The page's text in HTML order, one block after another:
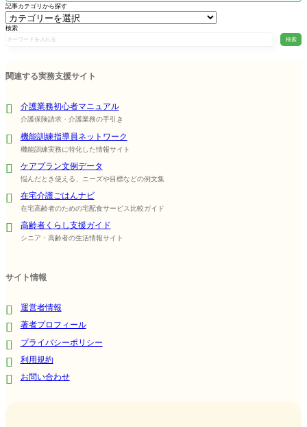
記事カテゴリから探す
検索
検索
関連する実務支援サイト
介護業務初心者マニュアル
介護保険請求・介護業務の手引き
機能訓練指導員ネットワーク
機能訓練実務に特化した情報サイト
ケアプラン文例データ
悩んだとき使える、ニーズや目標などの例文集
在宅介護ごはんナビ
在宅高齢者のための宅配食サービス比較ガイド
高齢者くらし支援ガイド
シニア・高齢者の生活情報サイト
サイト情報
運営者情報
著者プロフィール
プライバシーポリシー
利用規約
お問い合わせ